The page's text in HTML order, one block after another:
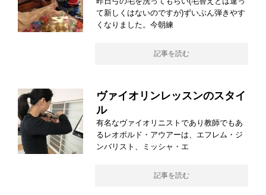
て新しくはないのですが)ずいぶん弾きやす
くなりました。今朝練
記事を読む
ヴァイオリンレッスンのスタイ
ル
有名なヴァイオリニストであり教師でもあ
るレオポルド・アウアーは、エフレム・ジ
ンバリスト、ミッシャ・エ
記事を読む